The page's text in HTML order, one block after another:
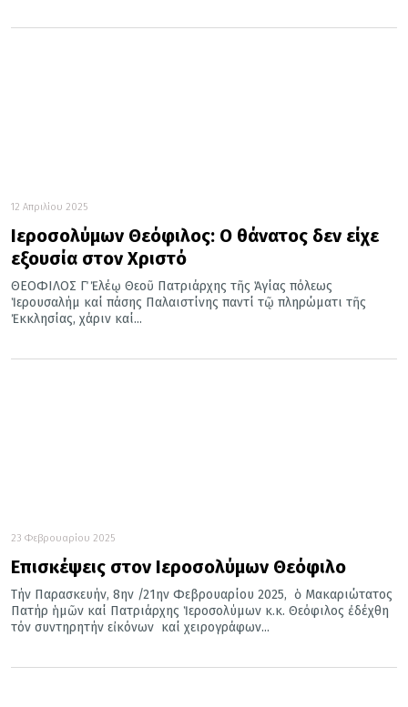
12 Απριλίου 2025
Ιεροσολύμων Θεόφιλος: Ο θάνατος δεν είχε
εξουσία στον Χριστό
ΘΕΟΦΙΛΟΣ Γ΄ Ἐλέῳ Θεοῦ Πατριάρχης τῆς Ἁγίας πόλεως
Ἱερουσαλήμ καί πάσης Παλαιστίνης παντί τῷ πληρώματι τῆς
Ἐκκλησίας, χάριν καί...
23 Φεβρουαρίου 2025
Επισκέψεις στον Ιεροσολύμων Θεόφιλο
Τήν Παρασκευήν, 8ην /21ην Φεβρουαρίου 2025, ὁ Μακαριώτατος
Πατήρ ἡμῶν καί Πατριάρχης Ἱεροσολύμων κ.κ. Θεόφιλος ἐδέχθη
τόν συντηρητήν εἰκόνων καί χειρογράφων...